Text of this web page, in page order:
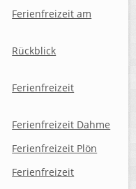
Ferienfreizeit am
Rückblick
Ferienfreizeit
Ferienfreizeit Dahme
Ferienfreizeit Plön
Ferienfreizeit